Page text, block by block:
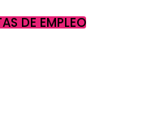
DE EMPLEO